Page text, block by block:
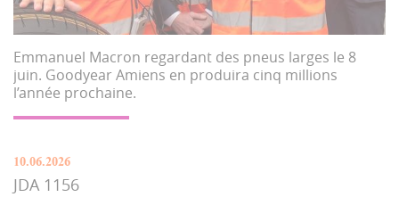
Emmanuel Macron regardant des pneus larges le 8
juin. Goodyear Amiens en produira cinq millions
l’année prochaine.
10.06.2026
JDA 1156